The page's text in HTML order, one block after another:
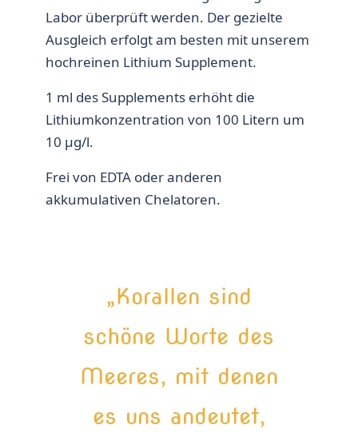
Labor überprüft werden. Der gezielte
Ausgleich erfolgt am besten mit unserem
hochreinen Lithium Supplement.
1 ml des Supplements erhöht die
Lithiumkonzentration von 100 Litern um
10 µg/l.
Frei von EDTA oder anderen
akkumulativen Chelatoren.
„Korallen sind
schöne Worte des
Meeres, mit denen
es uns andeutet,